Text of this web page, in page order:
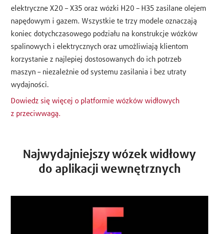
elektryczne X20 – X35 oraz wózki H20 – H35 zasilane olejem
napędowym i gazem. Wszystkie te trzy modele oznaczają
koniec dotychczasowego podziału na konstrukcje wózków
spalinowych i elektrycznych oraz umożliwiają klientom
korzystanie z najlepiej dostosowanych do ich potrzeb
maszyn – niezależnie od systemu zasilania i bez utraty
wydajności.
Dowiedz się więcej o platformie wózków widłowych
z przeciwwagą.
Najwydajniejszy wózek widłowy
do aplikacji wewnętrznych